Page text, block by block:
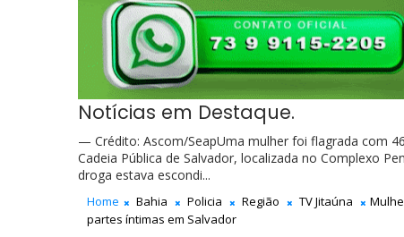
Notícias em Destaque.
— Crédito: Ascom/SeapUma mulher foi flagrada com
Cadeia Pública de Salvador, localizada no Complexo
droga estava escondi...
Home Bahia Policia Região TV Jitaúna
partes íntimas em Salvador